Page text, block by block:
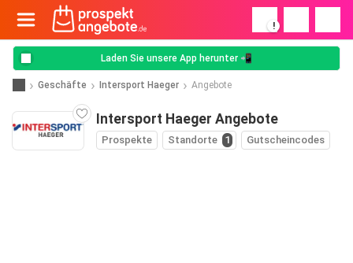
!
Laden Sie unsere App herunter 📲
Geschäfte Intersport Haeger Angebote
Intersport Haeger Angebote
Prospekte Standorte 1 Gutscheincodes